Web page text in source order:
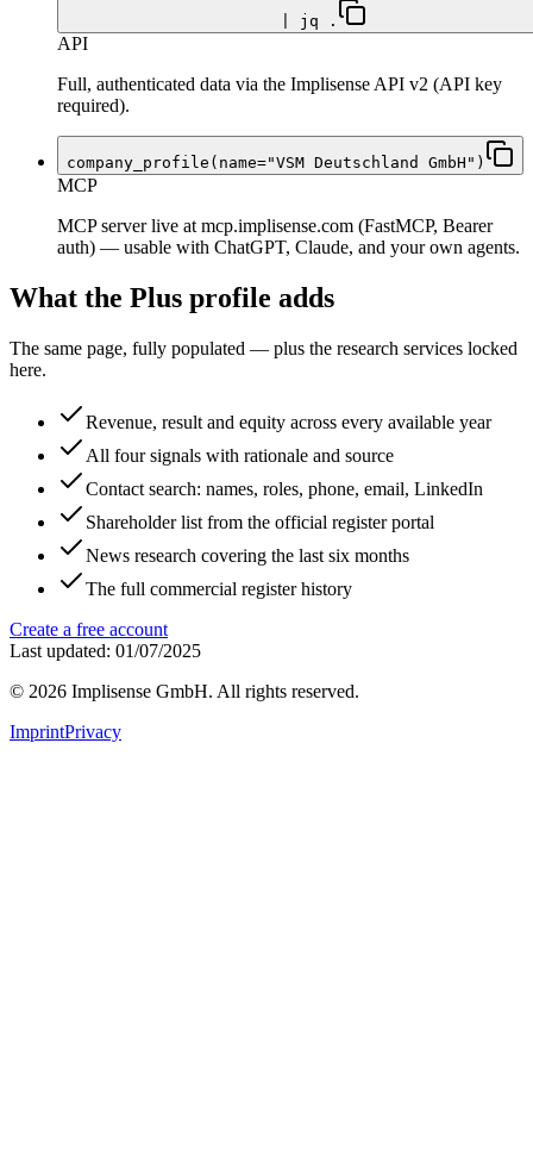
| jq .
API
Full, authenticated data via the Implisense API v2 (API key
required).
company_profile(name="VSM Deutschland GmbH")
MCP
MCP server live at mcp.implisense.com (FastMCP, Bearer
auth) — usable with ChatGPT, Claude, and your own agents.
What the Plus profile adds
The same page, fully populated — plus the research services locked
here.
Revenue, result and equity across every available year
All four signals with rationale and source
Contact search: names, roles, phone, email, LinkedIn
Shareholder list from the official register portal
News research covering the last six months
The full commercial register history
Create a free account
Last updated: 01/07/2025
© 2026 Implisense GmbH. All rights reserved.
ImprintPrivacy